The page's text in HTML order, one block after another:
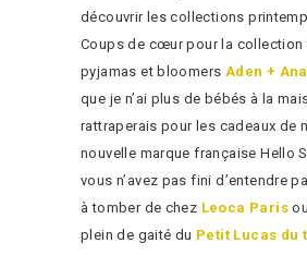
découvrir les collections
Coups de cœur pour la collection
pyjamas et bloomers Aden +
que je n’ai plus de bébés à la
rattraperais pour les cadeaux de
nouvelle marque française Hello
vous n’avez pas fini d’entendre
à tomber de chez Leoca Paris
plein de gaité du Petit Lucas du